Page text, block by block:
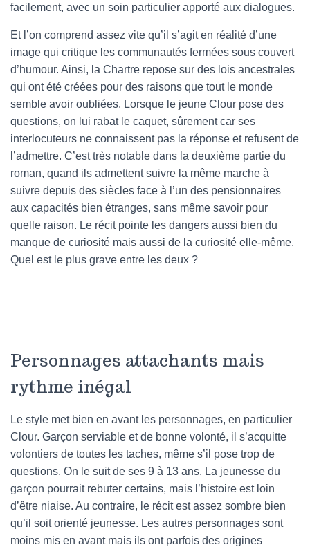
facilement, avec un soin particulier apporté aux dialogues.
Et l’on comprend assez vite qu’il s’agit en réalité d’une
image qui critique les communautés fermées sous couvert
d’humour. Ainsi, la Chartre repose sur des lois ancestrales
qui ont été créées pour des raisons que tout le monde
semble avoir oubliées. Lorsque le jeune Clour pose des
questions, on lui rabat le caquet, sûrement car ses
interlocuteurs ne connaissent pas la réponse et refusent de
l’admettre. C’est très notable dans la deuxième partie du
roman, quand ils admettent suivre la même marche à
suivre depuis des siècles face à l’un des pensionnaires
aux capacités bien étranges, sans même savoir pour
quelle raison. Le récit pointe les dangers aussi bien du
manque de curiosité mais aussi de la curiosité elle-même.
Quel est le plus grave entre les deux ?
Personnages attachants mais
rythme inégal
Le style met bien en avant les personnages, en particulier
Clour. Garçon serviable et de bonne volonté, il s’acquitte
volontiers de toutes les taches, même s’il pose trop de
questions. On le suit de ses 9 à 13 ans. La jeunesse du
garçon pourrait rebuter certains, mais l’histoire est loin
d’être niaise. Au contraire, le récit est assez sombre bien
qu’il soit orienté jeunesse. Les autres personnages sont
moins mis en avant mais ils ont parfois des origines